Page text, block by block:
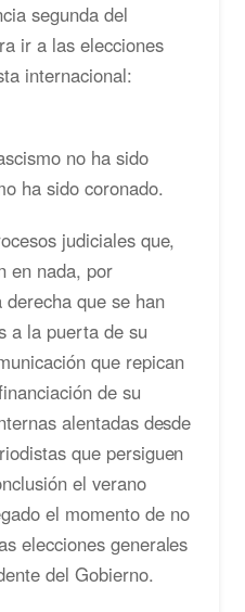
segunda del
ir a las elecciones
internacional:
no ha sido
ha sido coronado.
judiciales que,
en nada, por
que se han
a la puerta de su
que repican
de su
alentadas desde
que persiguen
el verano
el momento de no
elecciones generales
del Gobierno.